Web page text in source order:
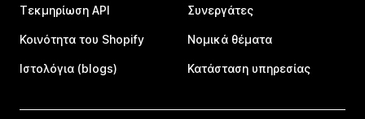
Τεκμηρίωση API
Κοινότητα του Shopify
Ιστολόγια (blogs)
Συνεργάτες
Νομικά θέματα
Κατάσταση υπηρεσίας